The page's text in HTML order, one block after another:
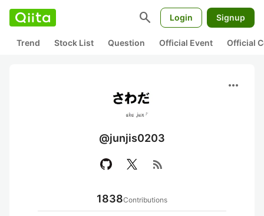
search Login Signup
Trend Stock List Question Official Event Official
more_horiz
@junjis0203
rss_feed
1838Contributions